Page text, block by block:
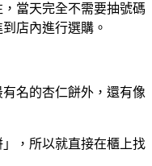
當天完全不需要抽號碼
店內進行選購。
名的杏仁餅外，還有像
，所以就直接在櫃上找